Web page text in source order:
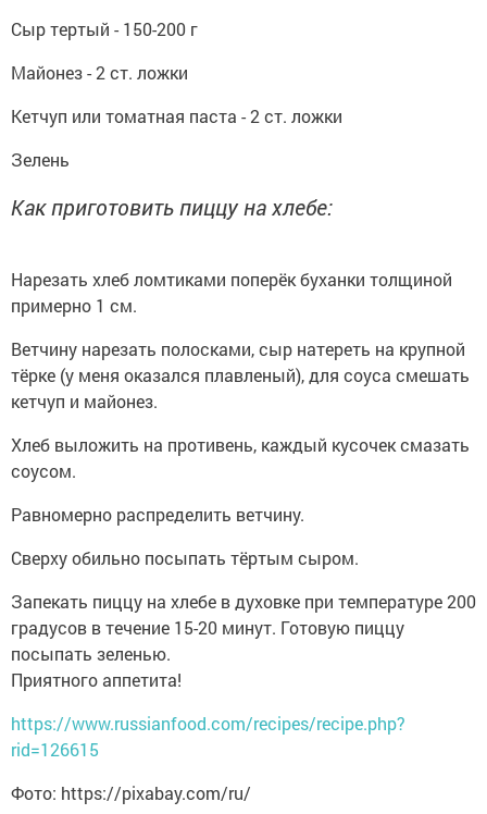
Сыр тертый - 150-200 г
Майонез - 2 ст. ложки
Кетчуп или томатная паста - 2 ст. ложки
Зелень
Как приготовить пиццу на хлебе:
Нарезать хлеб ломтиками поперёк буханки толщиной
примерно 1 см.
Ветчину нарезать полосками, сыр натереть на крупной
тёрке (у меня оказался плавленый), для соуса смешать
кетчуп и майонез.
Хлеб выложить на противень, каждый кусочек смазать
соусом.
Равномерно распределить ветчину.
Сверху обильно посыпать тёртым сыром.
Запекать пиццу на хлебе в духовке при температуре 200
градусов в течение 15-20 минут. Готовую пиццу
посыпать зеленью.
Приятного аппетита!
https://www.russianfood.com/recipes/recipe.php?
rid=126615
Фото: https://pixabay.com/ru/